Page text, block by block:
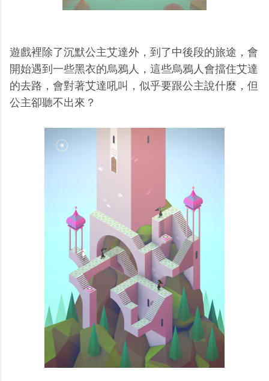
遊戲裡除了沉默公主艾達外，到了中後段的旅途，會
開始遇到一些黑衣的烏鴉人，這些烏鴉人會擋住艾達
的去路，會對著艾達吼叫，似乎要跟公主說什麼，但
公主卻聽不出來？